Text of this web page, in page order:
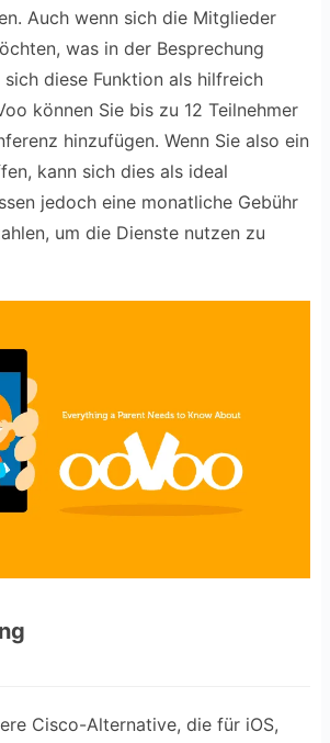
Auch wenn sich die Mitglieder
was in der Besprechung
diese Funktion als hilfreich
können Sie bis zu 12 Teilnehmer
hinzufügen. Wenn Sie also ein
kann sich dies als ideal
jedoch eine monatliche Gebühr
um die Dienste nutzen zu
Cisco-Alternative, die für iOS,